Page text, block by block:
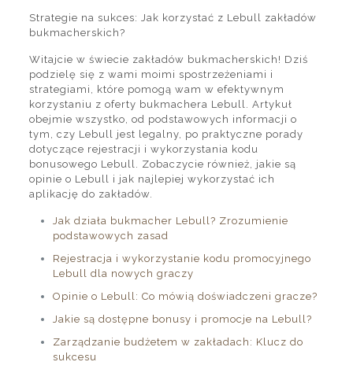
Strategie na sukces: Jak korzystać z Lebull zakładów
bukmacherskich?
Witajcie w świecie zakładów bukmacherskich! Dziś
podzielę się z wami moimi spostrzeżeniami i
strategiami, które pomogą wam w efektywnym
korzystaniu z oferty bukmachera Lebull. Artykuł
obejmie wszystko, od podstawowych informacji o
tym, czy Lebull jest legalny, po praktyczne porady
dotyczące rejestracji i wykorzystania kodu
bonusowego Lebull. Zobaczycie również, jakie są
opinie o Lebull i jak najlepiej wykorzystać ich
aplikację do zakładów.
Jak działa bukmacher Lebull? Zrozumienie
podstawowych zasad
Rejestracja i wykorzystanie kodu promocyjnego
Lebull dla nowych graczy
Opinie o Lebull: Co mówią doświadczeni gracze?
Jakie są dostępne bonusy i promocje na Lebull?
Zarządzanie budżetem w zakładach: Klucz do
sukcesu